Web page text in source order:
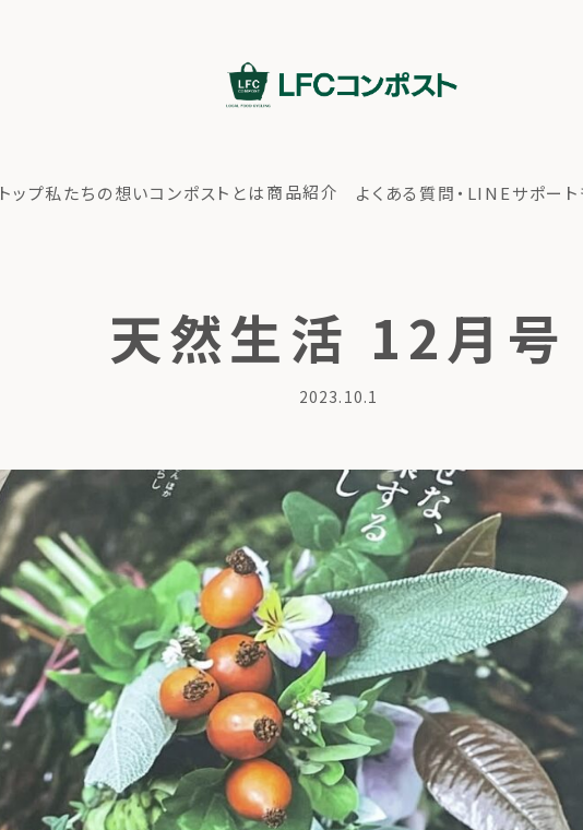
トップ私たちの想いコンポストとは商品紹介 よくある質問・LINEサポート
天然生活 12月号
2023.10.1
トップ 私たちの想い コンポストとは商品紹介 よくある質問・LINEサポート